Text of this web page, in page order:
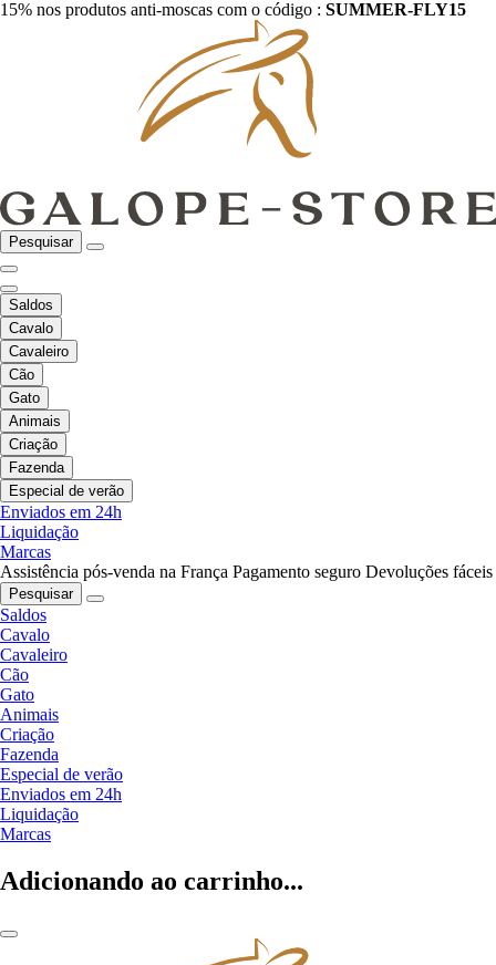
15% nos produtos anti-moscas com o código : SUMMER-FLY15
Pesquisar
Saldos
Cavalo
Cavaleiro
Cão
Gato
Animais
Criação
Fazenda
Especial de verão
Enviados em 24h
Liquidação
Marcas
Assistência pós-venda na França Pagamento seguro Devoluções fáceis
Pesquisar
Saldos
Cavalo
Cavaleiro
Cão
Gato
Animais
Criação
Fazenda
Especial de verão
Enviados em 24h
Liquidação
Marcas
Adicionando ao carrinho...